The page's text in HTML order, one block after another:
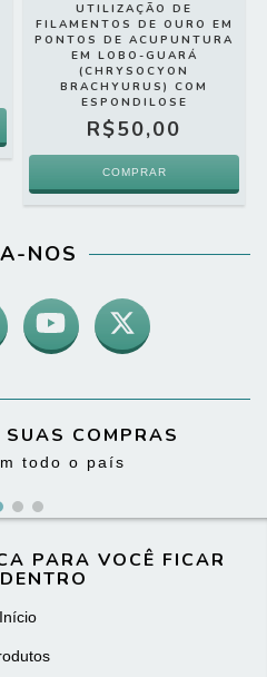
UTILIZAÇÃO DE
FILAMENTOS DE OURO EM
PONTOS DE ACUPUNTURA
EM LOBO-GUARÁ
(CHRYSOCYON
BRACHYURUS) COM
ESPONDILOSE
R$50,00
NOS
COMPRAS
todo o país
PARA VOCÊ FICAR
Início